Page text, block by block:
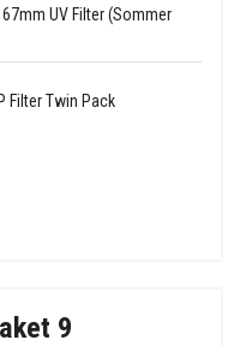
UV Filter (Sommer
Filter Twin Pack
9